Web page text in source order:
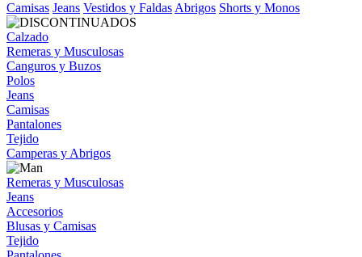
Camisas Jeans Vestidos y Faldas Abrigos Shorts y Monos
Calzado
Remeras y Musculosas
Canguros y Buzos
Polos
Jeans
Camisas
Pantalones
Tejido
Camperas y Abrigos
Remeras y Musculosas
Jeans
Accesorios
Blusas y Camisas
Tejido